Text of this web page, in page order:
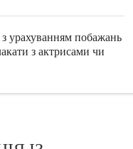
урахуванням побажань
з актрисами чи